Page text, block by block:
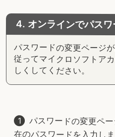
4. オンラインでパス
パスワードの変更ページ
従ってマイクロソフトア
しくしてください。
パスワードの変更ペ
在のパスワードを入力しま